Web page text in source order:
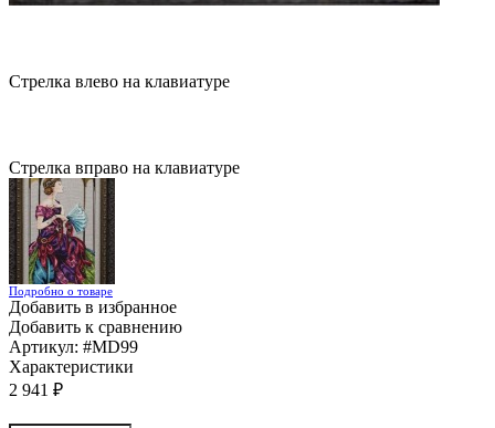
Стрелка влево на клавиатуре
Стрелка вправо на клавиатуре
Подробно о товаре
Добавить в избранное
Добавить к сравнению
Артикул: #MD99
Характеристики
2 941 ₽